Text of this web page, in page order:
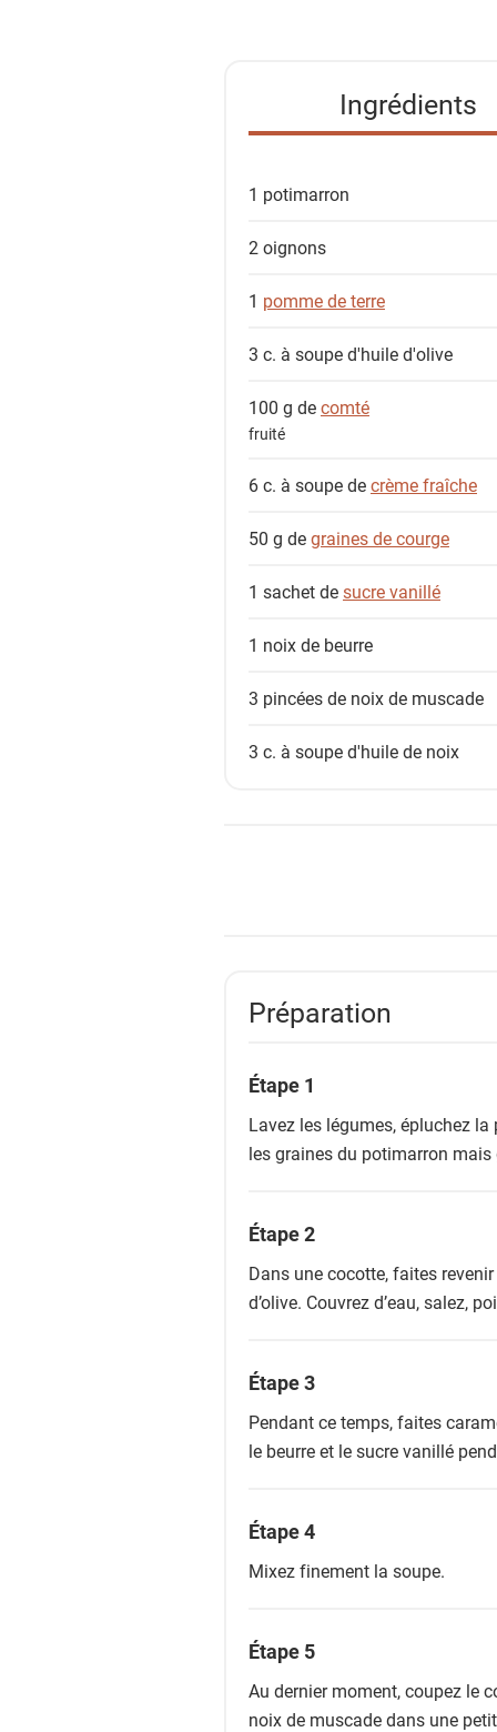
Ingrédients
1 potimarron
2 oignons
1 pomme de terre
3 c. à souped'huile d'olive
100 g decomté
fruité
6 c. à soupe decrème fraîche
50 g degraines de courge
1 sachet desucre vanillé
1 noix de beurre
3 pincées de noix de muscade
3 c. à souped'huile de noix
Préparation
Étape 1
Lavez les légumes, épluchez
les graines du potimarron
Étape 2
Dans une cocotte, faites
d’olive. Couvrez d’eau, salez,
Étape 3
Pendant ce temps, faites
le beurre et le sucre vanillé
Étape 4
Mixez finement la soupe.
Étape 5
Au dernier moment, coupez le
noix de muscade dans une